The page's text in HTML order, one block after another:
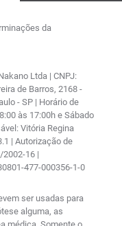
da
Ltda | CNPJ:
de Barros, 2168 -
- SP | Horário de
às 17:00h e Sábado
Vitória Regina
| Autorização de
16 |
477-000356-1-0
ser usadas para
alguma, as